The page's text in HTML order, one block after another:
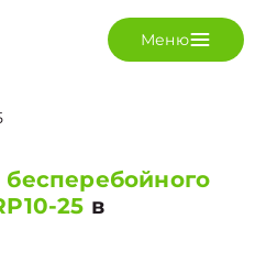
Меню
25 в